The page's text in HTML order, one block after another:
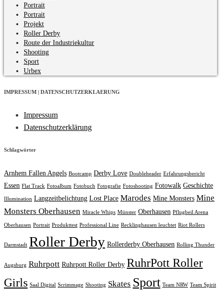
Portrait
Portrait
Projekt
Roller Derby
Route der Industriekultur
Shooting
Sport
Urbex
IMPRESSUM | DATENSCHUTZERKLAERUNG
Impressum
Datenschutzerklärung
Schlagwörter
Arnhem Fallen Angels Bootcamp Derby Love Doubleheader Erfahrungsbericht
Essen Flat Track Fotoalbum Fotobuch Fotografie Fotoshooting Fotowalk Geschichte
Illumination Langzeitbelichtung Lost Place Marodes Mine Monsters Mine
Monsters Oberhausen Miracle Whips Münster Oberhausen Pflugbeil Arena
Oberhausen Portrait Produkttest Professional Line Recklinghausen leuchtet Riot Rollers
Darmstadt Roller Derby Rollerderby Oberhausen Rolling Thunder
Augsburg Ruhrpott Ruhrpott Roller Derby RuhrPott Roller
Girls Saal Digital Scrimmage Shooting Skates Sport Team NRW Team Spirit